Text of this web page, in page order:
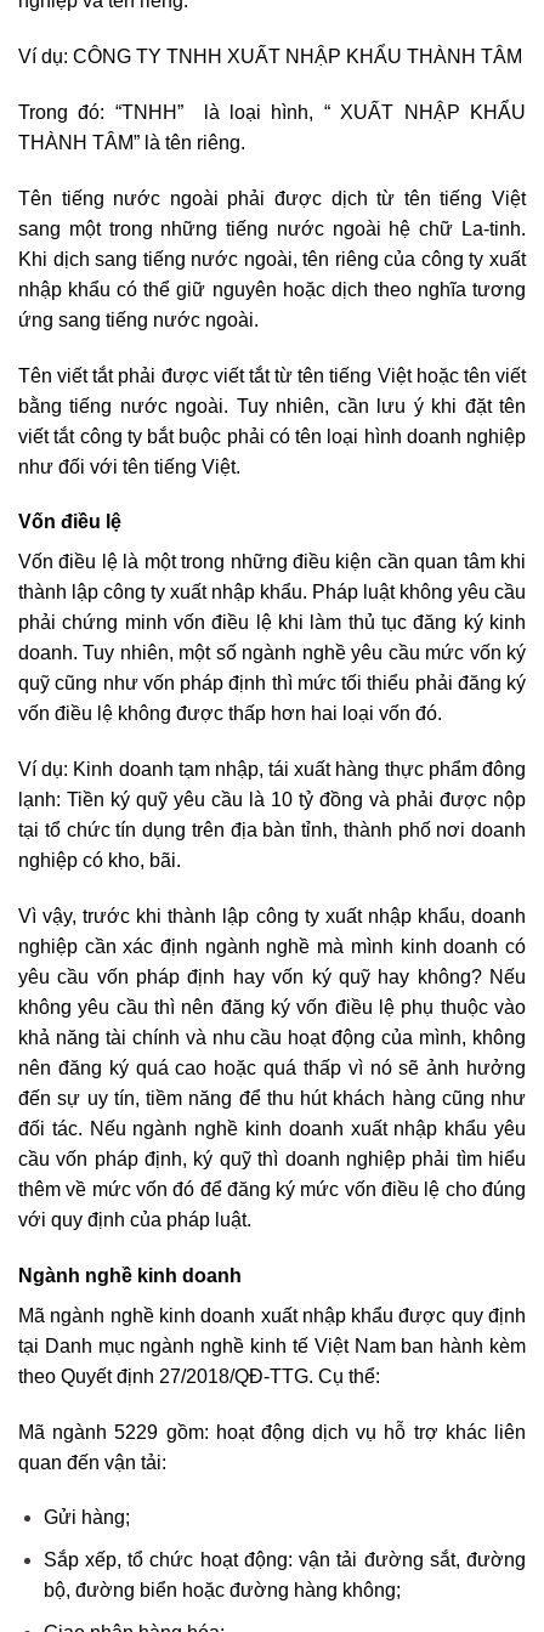
Ví dụ: CÔNG TY TNHH XUẤT NHẬP KHẨU THÀNH TÂM
Trong đó: “TNHH” là loại hình, “ XUẤT NHẬP KHẨU
THÀNH TÂM” là tên riêng.
Tên tiếng nước ngoài phải được dịch từ tên tiếng Việt
sang một trong những tiếng nước ngoài hệ chữ La-tinh.
Khi dịch sang tiếng nước ngoài, tên riêng của công ty xuất
nhập khẩu có thể giữ nguyên hoặc dịch theo nghĩa tương
ứng sang tiếng nước ngoài.
Tên viết tắt phải được viết tắt từ tên tiếng Việt hoặc tên viết
bằng tiếng nước ngoài. Tuy nhiên, cần lưu ý khi đặt tên
viết tắt công ty bắt buộc phải có tên loại hình doanh nghiệp
như đối với tên tiếng Việt.
Vốn điều lệ
Vốn điều lệ là một trong những điều kiện cần quan tâm khi
thành lập công ty xuất nhập khẩu. Pháp luật không yêu cầu
phải chứng minh vốn điều lệ khi làm thủ tục đăng ký kinh
doanh. Tuy nhiên, một số ngành nghề yêu cầu mức vốn ký
quỹ cũng như vốn pháp định thì mức tối thiểu phải đăng ký
vốn điều lệ không được thấp hơn hai loại vốn đó.
Ví dụ: Kinh doanh tạm nhập, tái xuất hàng thực phẩm đông
lạnh: Tiền ký quỹ yêu cầu là 10 tỷ đồng và phải được nộp
tại tổ chức tín dụng trên địa bàn tỉnh, thành phố nơi doanh
nghiệp có kho, bãi.
Vì vậy, trước khi thành lập công ty xuất nhập khẩu, doanh
nghiệp cần xác định ngành nghề mà mình kinh doanh có
yêu cầu vốn pháp định hay vốn ký quỹ hay không? Nếu
không yêu cầu thì nên đăng ký vốn điều lệ phụ thuộc vào
khả năng tài chính và nhu cầu hoạt động của mình, không
nên đăng ký quá cao hoặc quá thấp vì nó sẽ ảnh hưởng
đến sự uy tín, tiềm năng để thu hút khách hàng cũng như
đối tác. Nếu ngành nghề kinh doanh xuất nhập khẩu yêu
cầu vốn pháp định, ký quỹ thì doanh nghiệp phải tìm hiểu
thêm về mức vốn đó để đăng ký mức vốn điều lệ cho đúng
với quy định của pháp luật.
Ngành nghề kinh doanh
Mã ngành nghề kinh doanh xuất nhập khẩu được quy định
tại Danh mục ngành nghề kinh tế Việt Nam ban hành kèm
theo Quyết định 27/2018/QĐ-TTG. Cụ thể:
Mã ngành 5229 gồm: hoạt động dịch vụ hỗ trợ khác liên
quan đến vận tải:
Gửi hàng;
Sắp xếp, tổ chức hoạt động: vận tải đường sắt, đường
bộ, đường biển hoặc đường hàng không;